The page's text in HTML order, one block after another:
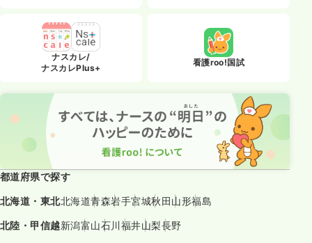
ナスカレ/
ナスカレPlus+
看護roo!国試
都道府県で探す
北海道・東北北海道青森岩手宮城秋田山形福島
北陸・甲信越新潟富山石川福井山梨長野